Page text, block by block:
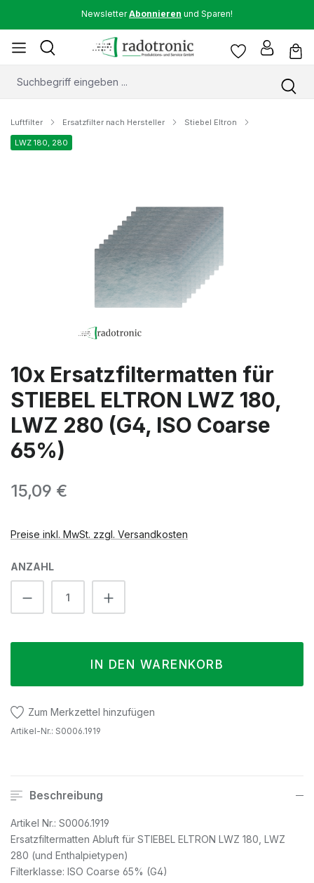
NewsletterAbonnieren und Sparen!
Luftfilter Ersatzfilter nach Hersteller Stiebel Eltron
LWZ 180, 280
10x Ersatzfiltermatten für
STIEBEL ELTRON LWZ 180,
LWZ 280 (G4, ISO Coarse
65%)
Regulärer Preis:
15,09 €
Preise inkl. MwSt. zzgl. Versandkosten
ANZAHL
Produkt Anzahl: Gib den gewünschten
IN DEN WARENKORB
Zum Merkzettel hinzufügen
Artikel-Nr.: S0006.1919
Beschreibung
Artikel Nr.: S0006.1919
Ersatzfiltermatten Abluft für STIEBEL ELTRON LWZ 180, LWZ
280 (und Enthalpietypen)
Filterklasse: ISO Coarse 65% (G4)